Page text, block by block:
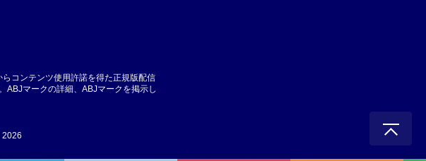
コンテンツ使用許諾を得た正規版配信
ABJマークの詳細、ABJマークを掲示し
2026